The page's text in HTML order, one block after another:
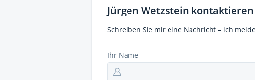
Jürgen Wetzstein kontaktieren
Schreiben Sie mir eine Nachricht – ich
Ihr Name